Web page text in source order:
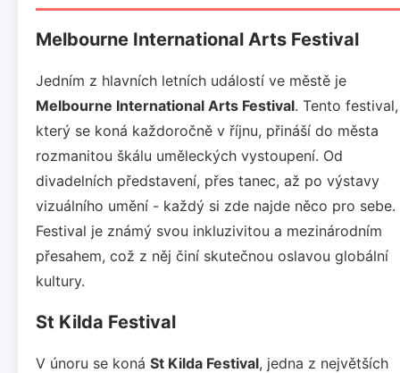
Melbourne International Arts Festival
Jedním z hlavních letních událostí ve městě je
Melbourne International Arts Festival. Tento festival,
který se koná každoročně v říjnu, přináší do města
rozmanitou škálu uměleckých vystoupení. Od
divadelních představení, přes tanec, až po výstavy
vizuálního umění - každý si zde najde něco pro sebe.
Festival je známý svou inkluzivitou a mezinárodním
přesahem, což z něj činí skutečnou oslavou globální
kultury.
St Kilda Festival
V únoru se koná St Kilda Festival, jedna z největších